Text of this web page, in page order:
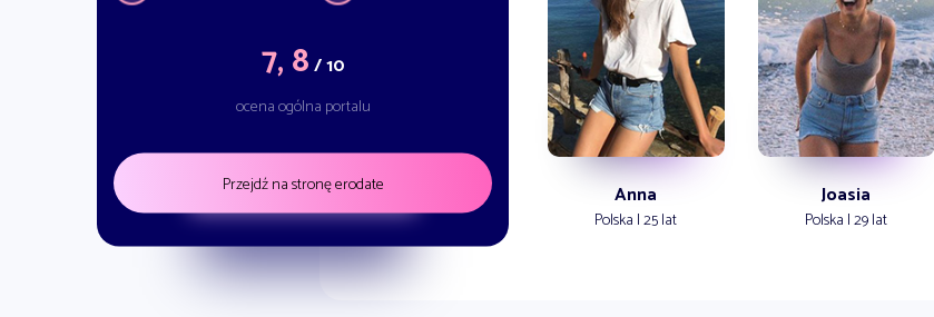
7, 8/ 10
ocena ogólna portalu
Przejdź na stronę erodate Anna
Polska | 25 lat
Joasia
Polska | 29 lat